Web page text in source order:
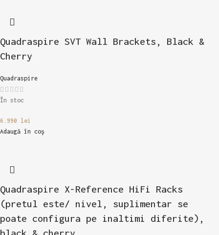
Quadraspire SVT Wall Brackets, Black &
Cherry
Quadraspire
În stoc
6.990 lei
Adaugă în coș
Quadraspire X-Reference HiFi Racks
(pretul este/ nivel, suplimentar se
poate configura pe inaltimi diferite),
black & cherry